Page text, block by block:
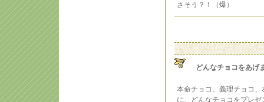
さそう？！（爆）
どんなチョコをあげ
本命チョコ、義理チョコ
に、どんなチョコをプレ